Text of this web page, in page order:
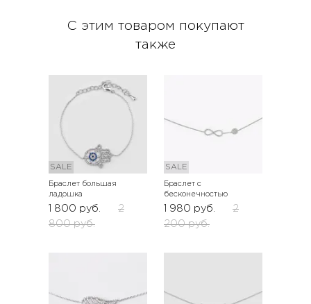
С этим товаром покупают
также
SALE
Браслет большая
ладошка
1 800 руб.
2
800 руб.
SALE
Браслет с
бесконечностью
1 980 руб.
2
200 руб.